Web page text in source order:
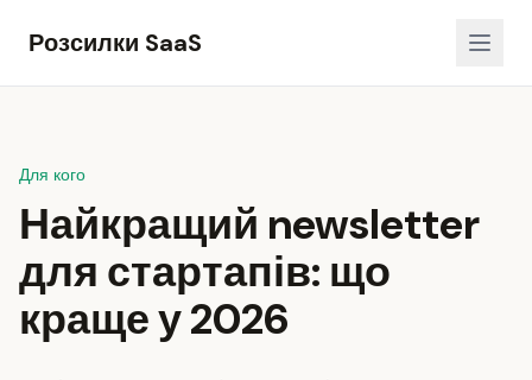
Розсилки SaaS
Для кого
Найкращий newsletter
для стартапів: що
краще у 2026